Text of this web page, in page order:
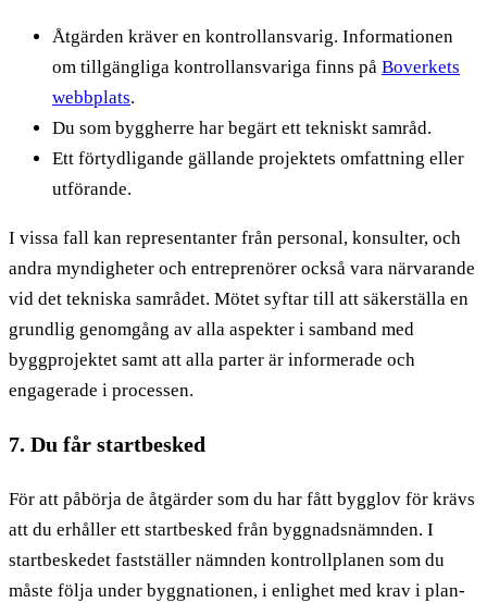
Åtgärden kräver en kontrollansvarig. Informationen
om tillgängliga kontrollansvariga finns på Boverkets
webbplats.
Du som byggherre har begärt ett tekniskt samråd.
Ett förtydligande gällande projektets omfattning eller
utförande.
I vissa fall kan representanter från personal, konsulter, och
andra myndigheter och entreprenörer också vara närvarande
vid det tekniska samrådet. Mötet syftar till att säkerställa en
grundlig genomgång av alla aspekter i samband med
byggprojektet samt att alla parter är informerade och
engagerade i processen.
7. Du får startbesked
För att påbörja de åtgärder som du har fått bygglov för krävs
att du erhåller ett startbesked från byggnadsnämnden. I
startbeskedet fastställer nämnden kontrollplanen som du
måste följa under byggnationen, i enlighet med krav i plan-